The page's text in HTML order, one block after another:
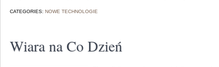
CATEGORIES: NOWE TECHNOLOGIE
Wiara na Co Dzień